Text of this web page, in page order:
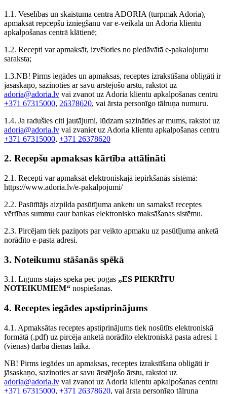
1.1. Veselības un skaistuma centra ADORIA (turpmāk Adoria),
apmaksāt repcepšu izniegšanu var e-veikalā un Adoria klientu
apkalpošanas centrā klātienē;
1.2. Recepti var apmaksāt, izvēloties no piedāvātā e-pakalojumu
saraksta;
1.3.NB! Pirms iegādes un apmaksas, receptes izrakstīšana obligāti ir
jāsaskaņo, sazinoties ar savu ārstējošo ārstu, rakstot uz
adoria@adoria.lv vai zvanot uz Adoria klientu apkalpošanas centru
+371 67315000, 26378620, vai ārsta personīgo tālruņa numuru.
1.4. Ja radušies citi jautājumi, lūdzam sazināties ar mums, rakstot uz
adoria@adoria.lv vai zvaniet uz Adoria klientu apkalpošanas centru
+371 67315000, +371 26378620
2. Recepšu apmaksas kārtība attālināti
2.1. Recepti var apmaksāt elektroniskajā iepirkšanās sistēmā:
https://www.adoria.lv/e-pakalpojumi/
2.2. Pasūtītājs aizpilda pasūtījuma anketu un samaksā receptes
vērtības summu caur bankas elektronisko maksāšanas sistēmu.
2.3. Pircējam tiek paziņots par veikto apmaku uz pasūtījuma anketā
norādīto e-pasta adresi.
3. Noteikumu stāšanās spēkā
3.1. Līgums stājas spēkā pēc pogas „ES PIEKRĪTU
NOTEIKUMIEM“ nospiešanas.
4. Receptes iegādes apstiprinājums
4.1. Apmaksātas receptes apstiprinājums tiek nosūtīts elektroniskā
formātā (.pdf) uz pircēja anketā norādīto elektroniskā pasta adresi 1
(vienas) darba dienas laikā.
NB! Pirms iegādes un apmaksas, receptes izrakstīšana obligāti ir
jāsaskaņo, sazinoties ar savu ārstējošo ārstu, rakstot uz
adoria@adoria.lv vai zvanot uz Adoria klientu apkalpošanas centru
+371 67315000, +371 26378620, vai ārsta personīgo tālruņa